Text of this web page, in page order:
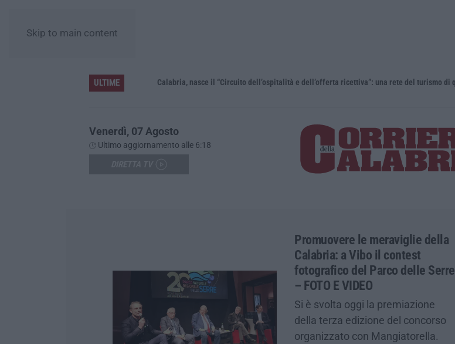
Skip to main content
ULTIME Calabria, nasce il “Circuito dell’ospitalità e dell’offerta ricettiva”: una rete del turismo di qualità
Venerdì, 07 Agosto
Ultimo aggiornamento alle 6:18
Promuovere le meraviglie della
Calabria: a Vibo il contest
fotografico del Parco delle Serre
– FOTO E VIDEO
Si è svolta oggi la premiazione
della terza edizione del concorso
organizzato con Mangiatorella.